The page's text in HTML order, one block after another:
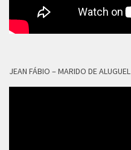
JEAN FÁBIO – MARIDO DE ALUGUEL